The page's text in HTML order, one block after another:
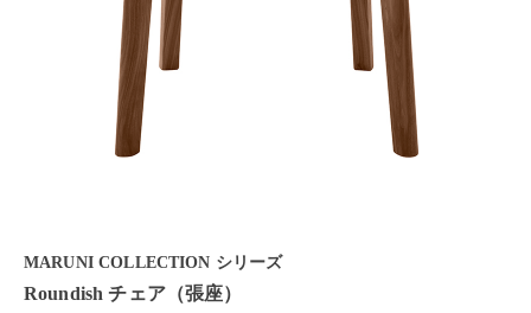
MARUNI COLLECTION シリーズ
Roundish チェア（張座）